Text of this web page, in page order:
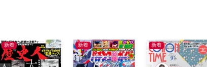
新着 新着 新着